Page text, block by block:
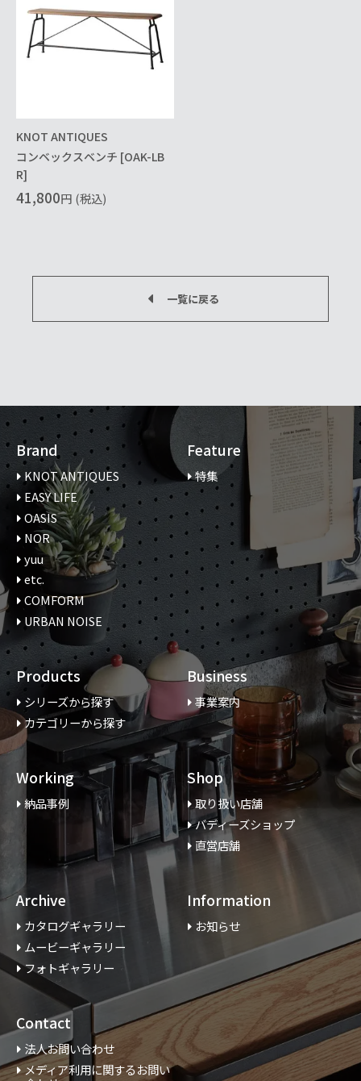
KNOT ANTIQUES
コンベックスベンチ [OAK-LB
R]
41,800円 (税込)
一覧に戻る
Brand
KNOT ANTIQUES
EASY LIFE
OASIS
NOR
yuu
etc.
COMFORM
URBAN NOISE
Feature
特集
Products
シリーズから探す
カテゴリーから探す
Business
事業案内
Working
納品事例
Shop
取り扱い店舗
バディーズショップ
直営店舗
Archive
カタログギャラリー
ムービーギャラリー
フォトギャラリー
Information
お知らせ
Contact
法人お問い合わせ
メディア利用に関するお問い